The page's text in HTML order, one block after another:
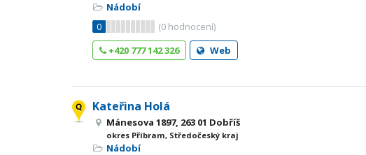
Nádobí
0
(0 hodnocení)
+420 777 142 326
Web
Kateřina Holá
Mánesova 1897, 263 01 Dobříš
okres Příbram, Středočeský kraj
Nádobí